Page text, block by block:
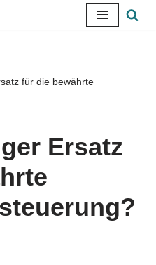
für die bewährte
Ersatz